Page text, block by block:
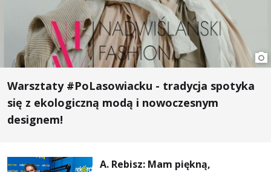
Warsztaty #PoLasowiacku - tradycja spotyka
się z ekologiczną modą i nowoczesnym
designem!
A. Rebisz: Mam piękną,